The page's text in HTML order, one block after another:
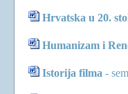
Hrvatska u 20.
Humanizam i
Istorija filma -